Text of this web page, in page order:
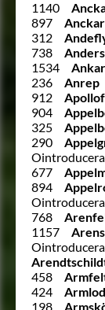
1140
897
312
738
1534
236
Anrep
912
904
325
290
677
894
768
1157
458
424
Armlod
198